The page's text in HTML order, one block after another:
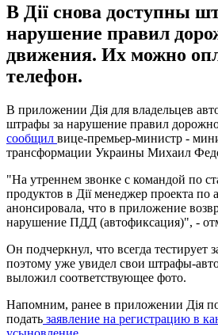
В Дії снова доступны
нарушение правил
движения. Их можно
телефон.
В приложении Дія для владельцев
штрафы за нарушение правил
сообщил вице-премьер-министр -
трансформации Украины Михаил
"На утреннем звонке с командой по
продуктов в Дії менеджер проекта по
анонсировала, что в приложение
нарушение ПДД (автофиксация)", -
Он подчеркнул, что всегда тестирует
поэтому уже увидел свои штрафы-
выложил соответствующее фото.
Напомним, ранее в приложении Дія
подать заявление на регистрацию в